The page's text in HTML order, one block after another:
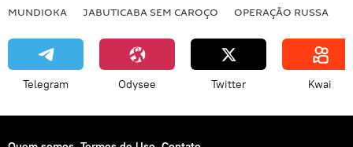
MUNDIOKA JABUTICABA SEM CAROÇO OPERAÇÃO RUSSA
Telegram Odysee Twitter Kwai